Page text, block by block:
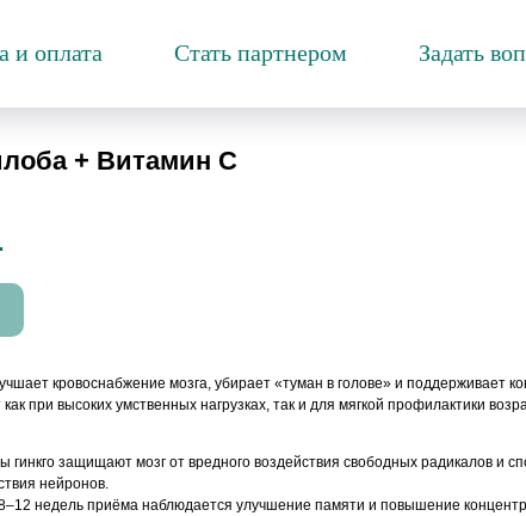
и оплата Стать партнером Задать
+ Витамин С
кровоснабжение мозга, убирает «туман в голове» и поддерживает
при высоких умственных нагрузках, так и для мягкой профилактики
гинкго защищают мозг от вредного воздействия свободных радикалов и
нейронов.
недель приёма наблюдается улучшение памяти и повышение